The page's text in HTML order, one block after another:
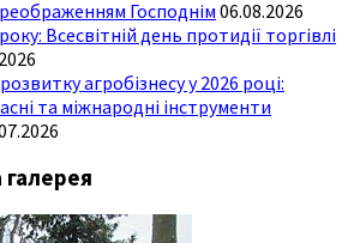
Господнім 06.08.2026
Всесвітній день протидії торгівлі
агробізнесу у 2026 році:
та міжнародні інструменти